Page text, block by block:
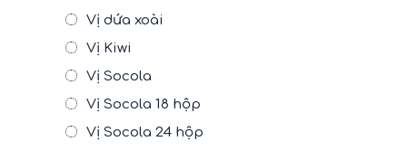
Vị dứa xoài
Vị Kiwi
Vị Socola
Vị Socola 18 hộp
Vị Socola 24 hộp